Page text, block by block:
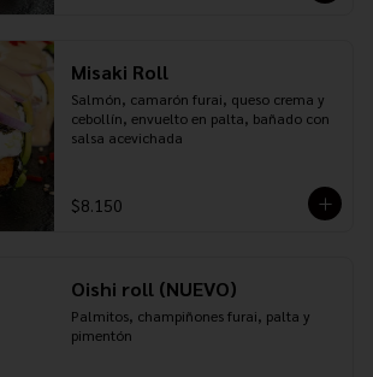
Misaki Roll
Salmón, camarón furai, queso crema y
cebollín, envuelto en palta, bañado con
salsa acevichada
$8.150
Oishi roll (NUEVO)
Palmitos, champiñones furai, palta y
pimentón